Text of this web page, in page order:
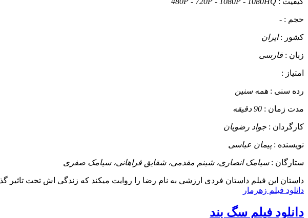
حجم : -
کشور :ایران
زبان : فارسی
امتیاز :
رده سنی : همه سنین
مدت زمان : 90 دقیقه
کارگردان : جواد رضویان
نویسنده :پیمان عباسی
ستارگان :سیامک انصاری، شبنم مقدمی، شقایق فراهانی، سیامک صفری
داستان این فیلم داستان فردی ارزشی به نام رضا را روایت میکند که زندگی اش تحت
دانلود فیلم زهرمار
دانلود فیلم سگ بند